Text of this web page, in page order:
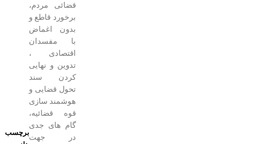
قضائی مردم،
برخورد قاطع و
بدون اغماض
با مفسدان
اقتصادی ،
تدوین و نهایی
کردن سند
تحول قضایی و
هوشمند سازی
قوه قضائیه،
گام های جدی
در جهت